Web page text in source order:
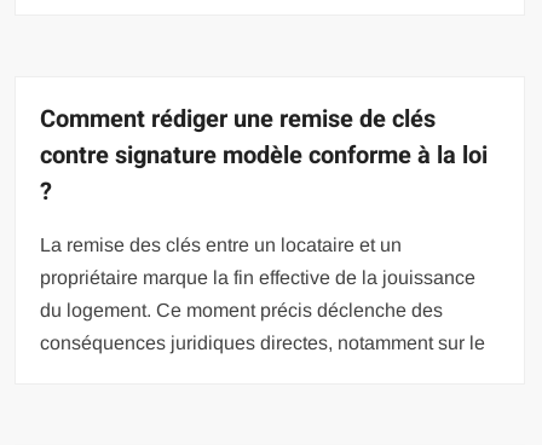
Comment rédiger une remise de clés
contre signature modèle conforme à la loi
?
La remise des clés entre un locataire et un
propriétaire marque la fin effective de la jouissance
du logement. Ce moment précis déclenche des
conséquences juridiques directes, notamment sur le